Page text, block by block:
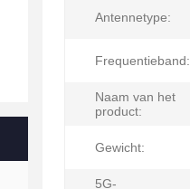
Antennetype:
Frequentieband:
Naam van het
product:
Gewicht:
5G-